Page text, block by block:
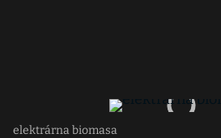
elektrárna biomasa